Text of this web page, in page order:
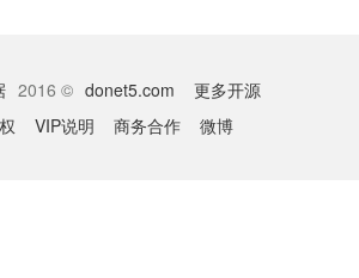
2016 © donet5.com
更多开源
VIP说明 商务合作 微博